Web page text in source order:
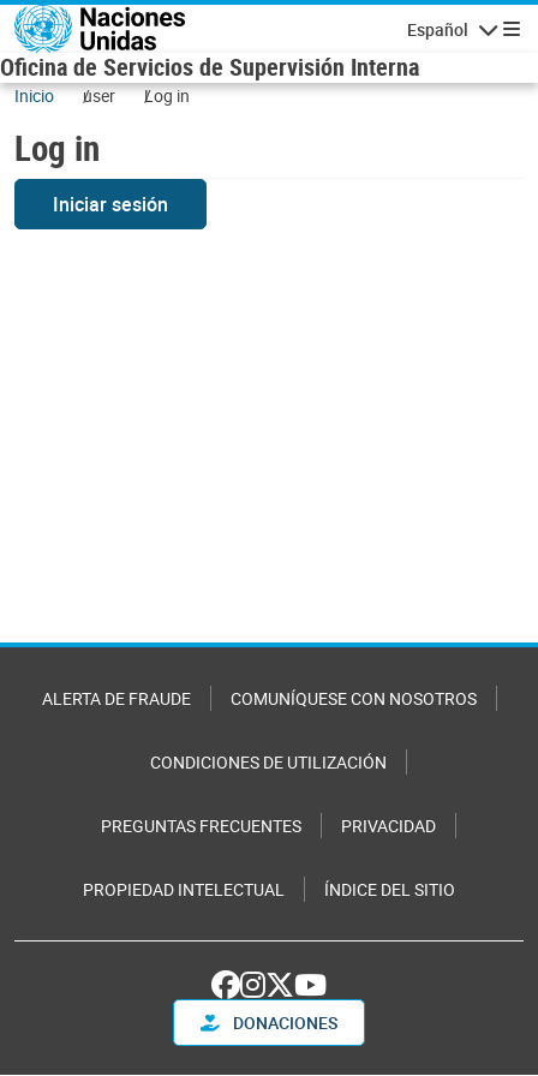
Skip to main content
Español
Oficina de Servicios de Supervisión Interna
Inicio user Log in
Log in
Iniciar sesión
ALERTA DE FRAUDE COMUNÍQUESE CON NOSOTROS
CONDICIONES DE UTILIZACIÓN
PREGUNTAS FRECUENTES PRIVACIDAD
PROPIEDAD INTELECTUAL ÍNDICE DEL SITIO
DONACIONES